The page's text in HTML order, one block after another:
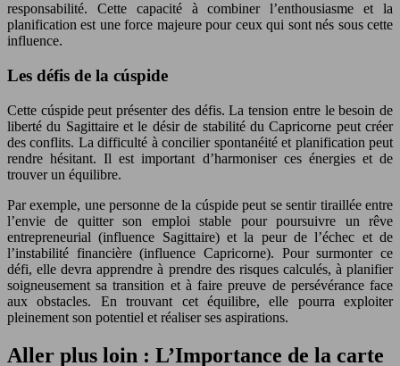
responsabilité. Cette capacité à combiner l’enthousiasme et la
planification est une force majeure pour ceux qui sont nés sous cette
influence.
Les défis de la cúspide
Cette cúspide peut présenter des défis. La tension entre le besoin de
liberté du Sagittaire et le désir de stabilité du Capricorne peut créer
des conflits. La difficulté à concilier spontanéité et planification peut
rendre hésitant. Il est important d’harmoniser ces énergies et de
trouver un équilibre.
Par exemple, une personne de la cúspide peut se sentir tiraillée entre
l’envie de quitter son emploi stable pour poursuivre un rêve
entrepreneurial (influence Sagittaire) et la peur de l’échec et de
l’instabilité financière (influence Capricorne). Pour surmonter ce
défi, elle devra apprendre à prendre des risques calculés, à planifier
soigneusement sa transition et à faire preuve de persévérance face
aux obstacles. En trouvant cet équilibre, elle pourra exploiter
pleinement son potentiel et réaliser ses aspirations.
Aller plus loin : L’Importance de la carte